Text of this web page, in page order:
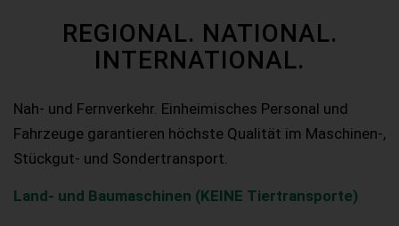
REGIONAL. NATIONAL.
INTERNATIONAL.
Nah- und Fernverkehr. Einheimisches Personal und
Fahrzeuge garantieren höchste Qualität im Maschinen-,
Stückgut- und Sondertransport.
Land- und Baumaschinen (KEINE Tiertransporte)